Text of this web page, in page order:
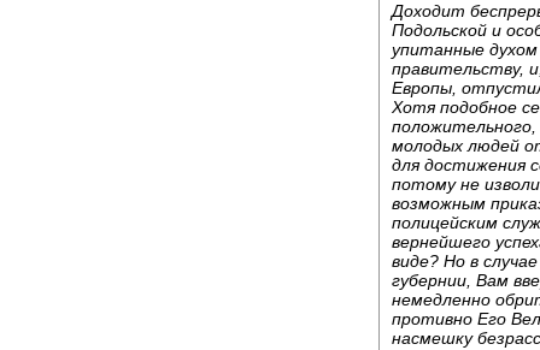
Доходит
Подольской и
упитанные
правительству,
Европы,
Хотя подобное
молодых людей
для достижения
потому не
возможным
полицейским
вернейшего
виде? Но в
губернии, Вам
немедленно
противно Его
насмешку